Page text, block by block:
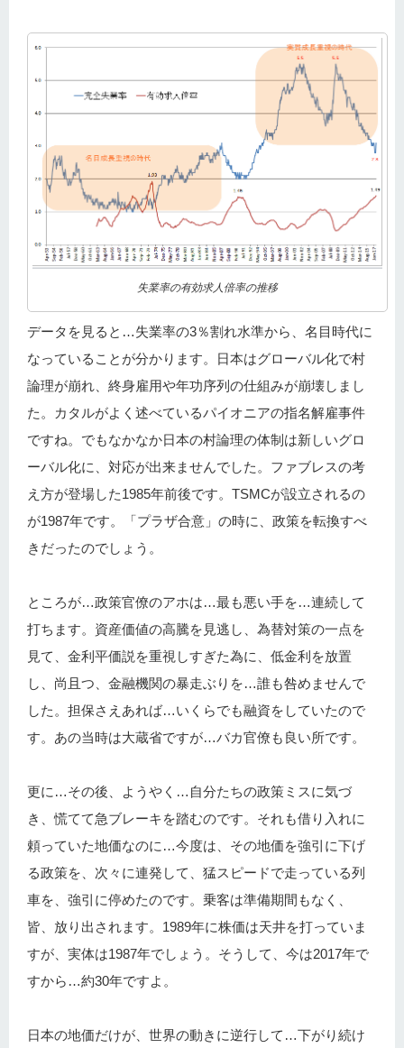
失業率の有効求人倍率の推移
データを見ると…失業率の3％割れ水準から、名目時代に
なっていることが分かります。日本はグローバル化で村
論理が崩れ、終身雇用や年功序列の仕組みが崩壊しまし
た。カタルがよく述べているパイオニアの指名解雇事件
ですね。でもなかなか日本の村論理の体制は新しいグロ
ーバル化に、対応が出来ませんでした。ファブレスの考
え方が登場した1985年前後です。TSMCが設立されるの
が1987年です。「プラザ合意」の時に、政策を転換すべ
きだったのでしょう。
ところが…政策官僚のアホは…最も悪い手を…連続して
打ちます。資産価値の高騰を見逃し、為替対策の一点を
見て、金利平価説を重視しすぎた為に、低金利を放置
し、尚且つ、金融機関の暴走ぶりを…誰も咎めませんで
した。担保さえあれば…いくらでも融資をしていたので
す。あの当時は大蔵省ですが…バカ官僚も良い所です。
更に…その後、ようやく…自分たちの政策ミスに気づ
き、慌てて急ブレーキを踏むのです。それも借り入れに
頼っていた地価なのに…今度は、その地価を強引に下げ
る政策を、次々に連発して、猛スピードで走っている列
車を、強引に停めたのです。乗客は準備期間もなく、
皆、放り出されます。1989年に株価は天井を打っていま
すが、実体は1987年でしょう。そうして、今は2017年で
すから…約30年ですよ。
日本の地価だけが、世界の動きに逆行して…下がり続け